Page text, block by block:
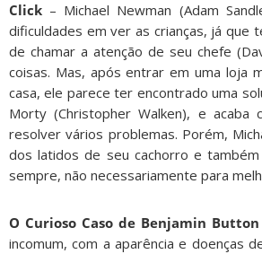
Click – Michael Newman (Adam
dificuldades em ver as crianças, já
de chamar a atenção de seu chefe
coisas. Mas, após entrar em uma loja
casa, ele parece ter encontrado uma
Morty (Christopher Walken), e
resolver vários problemas. Porém,
dos latidos de seu cachorro e
sempre, não necessariamente para
O Curioso Caso de Benjamin Button
incomum, com a aparência e doenças